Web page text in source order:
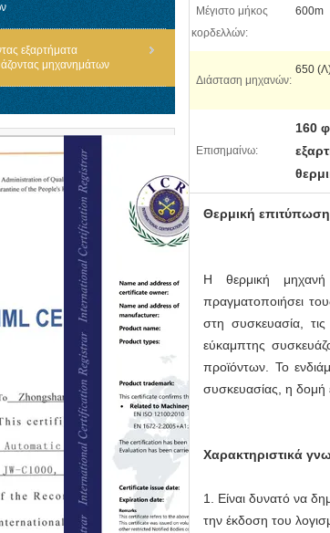
εξαρτήματα
μηχανημάτων
Μέγιστο μήκος
κορδελλών:
600m
Διάσταση μηχανών:
650
Επισημαίνω:
160
Θερμική
Η θερμική μηχανή
πραγματοποιήσει
στη συσκευασία,
εύκαμπτης
προϊόντων. Το
συσκευασίας, η δομή
Χαρακτηριστικά
1. Είναι δυνατό να
την έκδοση του